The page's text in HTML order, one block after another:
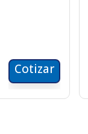
Cotizar